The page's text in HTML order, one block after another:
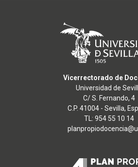
Vicerrectorado de
Universidad de
C/ S. Fernando, 4
C.P. 41004 - Sevilla,
TL: 954 55 10 14